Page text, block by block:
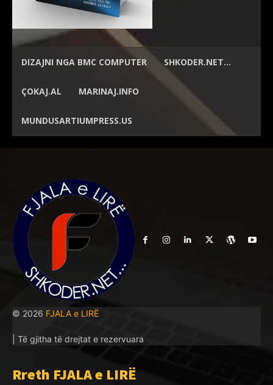
DIZAJNI NGA BMC COMPUTER SHKODER.NET…
ÇOKAJ.AL MARINAJ.INFO
MUNDUSARTIUMPRESS.US
© 2026 FJALA e LIRË
| Të gjitha të drejtat e rezervuara
Rreth FJALA e LIRË